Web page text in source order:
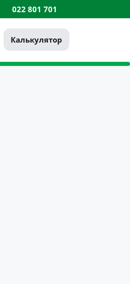
022 801 701
Калькулятор